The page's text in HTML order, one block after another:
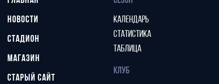
НОВОСТИ
СТАДИОН
МАГАЗИН
СТАРЫЙ САЙТ
КАЛЕНДАРЬ
СТАТИСТИКА
ТАБЛИЦА
КЛУБ